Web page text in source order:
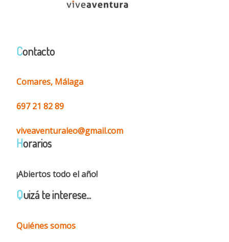
Contacto
Comares, Málaga
697 21 82 89
viveaventuraleo@gmail.com
Horarios
¡Abiertos todo el año!
Quizá te interese...
Quiénes somos